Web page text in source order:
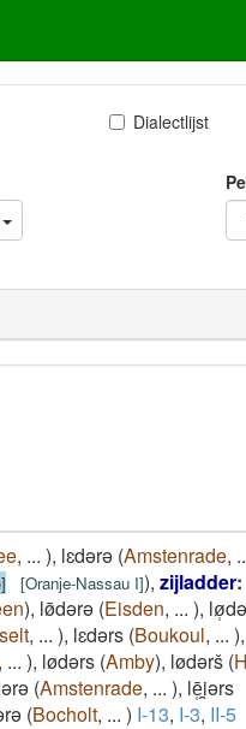
Dialectlijst
, ... ), lɛdǝrǝ (Amstenrade,
[Oranje-Nassau I]), zijladder:
), lø̄dǝrǝ (Eisden, ... ),
, ... ), lɛdǝrs (Boukoul, ... ),
, ... ), lødǝrs (Amby), lødǝrš (
(Amstenrade, ... ), lē̜i̯ǝrs
(Bocholt, ... ) I-13, I-3, II-5